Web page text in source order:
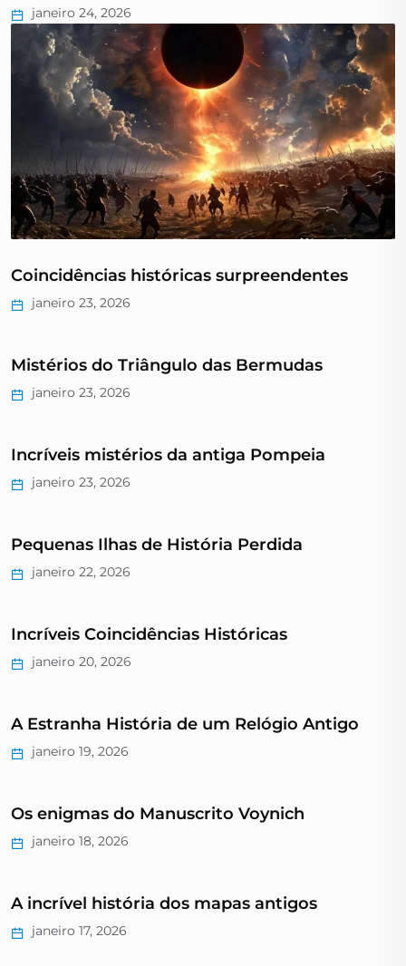
janeiro 24, 2026
Coincidências históricas surpreendentes
janeiro 23, 2026
Mistérios do Triângulo das Bermudas
janeiro 23, 2026
Incríveis mistérios da antiga Pompeia
janeiro 23, 2026
Pequenas Ilhas de História Perdida
janeiro 22, 2026
Incríveis Coincidências Históricas
janeiro 20, 2026
A Estranha História de um Relógio Antigo
janeiro 19, 2026
Os enigmas do Manuscrito Voynich
janeiro 18, 2026
A incrível história dos mapas antigos
janeiro 17, 2026